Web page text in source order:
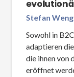
Stefan
Sowohl in
adaptieren
die ihnen von
eröffnet